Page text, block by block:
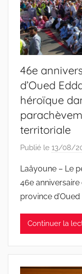
46e
d’Oued
héroïque
territoriale
Publié le 13/08/
Laâyoune – Le
46e
province
Continuer la